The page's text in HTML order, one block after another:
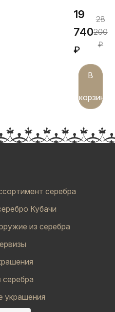
19
740
₽
28
200
₽
В
корзину
серебра
Кубачи
из серебра
серебра
украшения